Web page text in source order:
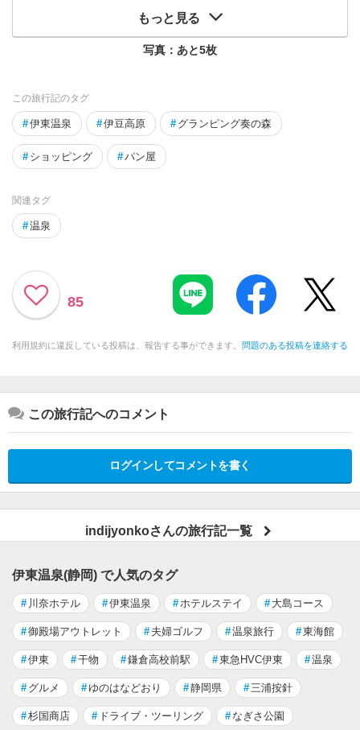
もっと見る
写真：あと5枚
この旅行記のタグ
#伊東温泉 #伊豆高原 # グランピング奏の森
# ショッピング #パン屋
関連タグ
#温泉
85
利用規約に違反している投稿は、報告する事ができます。 問題のある投稿を連絡する
この旅行記へのコメント
ログインしてコメントを書く
indijyonkoさんの旅行記一覧
伊東温泉(静岡) で人気のタグ
# 川奈ホテル #伊東温泉 #ホテルステイ # 大島コース
#御殿場アウトレット # 夫婦ゴルフ #温泉旅行 #東海館
#伊東 #干物 #鎌倉高校前駅 #東急HVC伊東 #温泉
# グルメ #ゆのはなどおり #静岡県 #三浦按針
#杉国商店 # ドライブ・ツーリング # なぎさ公園